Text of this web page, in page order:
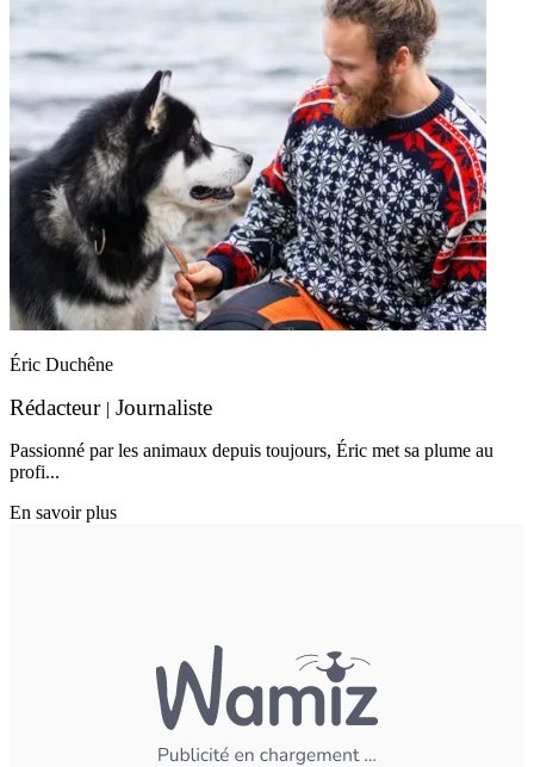
Éric Duchêne
Rédacteur | Journaliste
Passionné par les animaux depuis toujours, Éric met sa plume au
profi...
En savoir plus